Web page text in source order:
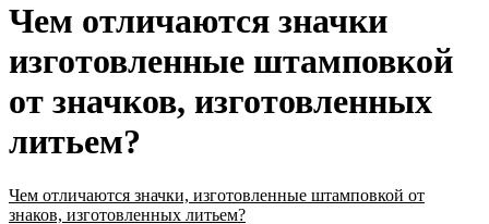
Чем отличаются значки
изготовленные штамповкой
от значков, изготовленных
литьем?
Чем отличаются значки, изготовленные штамповкой от
знаков, изготовленных литьем?